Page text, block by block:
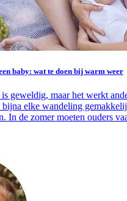
baby: wat te doen bij warm weer
geweldig, maar het werkt
bijna elke wandeling
In de zomer moeten ouders